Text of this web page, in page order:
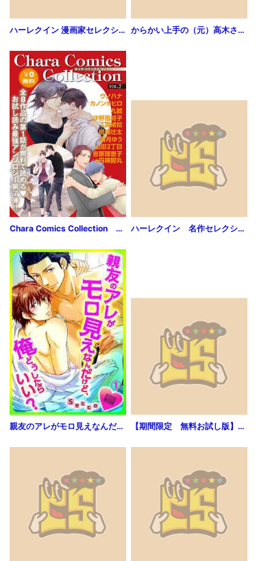
ハーレクイン 漫画家セレクション vol.116 からかい上手の（元）高木さん【期間限定 無料お試し版】
Chara Comics Collection VOL.7 ハーレクイン 名作セレクション vol.251
親友のアレがモロ見えなんだけど、俺どうしたらいい？(1) 【期間限定 無料お試し版】ソードガイ 装刀凱（１）